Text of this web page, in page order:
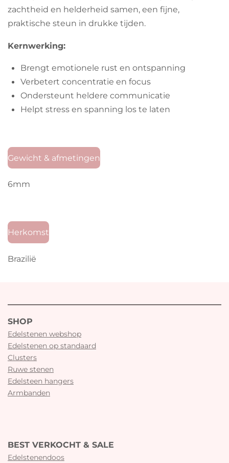
zachtheid en helderheid samen, een fijne,
praktische steun in drukke tijden.
Kernwerking:
Brengt emotionele rust en ontspanning
Verbetert concentratie en focus
Ondersteunt heldere communicatie
Helpt stress en spanning los te laten
Gewicht & afmetingen
6mm
Herkomst
Brazilië
SHOP
Edelstenen webshop
Edelstenen op standaard
Clusters
Ruwe stenen
Edelsteen hangers
Armbanden
BEST VERKOCHT & SALE
Edelstenendoos